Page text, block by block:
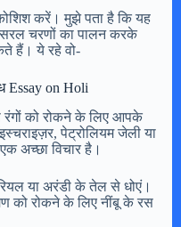
करें। मुझे पता है कि यह
चरणों का पालन करके
हैं। ये रहे वो-
Essay on Holi
को रोकने के लिए आपके
पेट्रोलियम जेली या
अच्छा विचार है।
या अरंडी के तेल से धोएं।
को रोकने के लिए नींबू के रस